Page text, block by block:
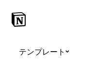
テンプレート